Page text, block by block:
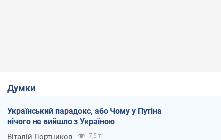
Думки
Український парадокс, або Чому у Путіна
нічого не вийшло з Україною
Віталій Портников 7,5 т.